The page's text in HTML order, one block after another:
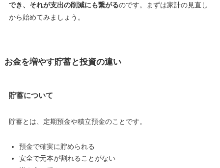
でき、それが支出の削減にも繋がるのです。まずは家計の見直し
から始めてみましょう。
お金を増やす貯蓄と投資の違い
貯蓄について
貯蓄とは、定期預金や積立預金のことです。
預金で確実に貯められる
安全で元本が割れることがない